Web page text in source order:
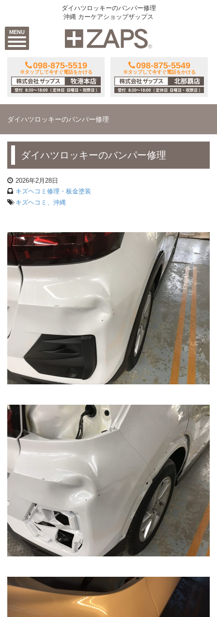
MENU
ダイハツロッキーのバンパー修理
沖縄 カーケアショップザップス
098-875-5519
※タップして今すぐ電話をかける
098-875-5549
※タップして今すぐ電話をかける
ダイハツロッキーのバンパー修理
ダイハツロッキーのバンパー修理
2026年2月28日
キズヘコミ修理・板金塗装
キズヘコミ、沖縄